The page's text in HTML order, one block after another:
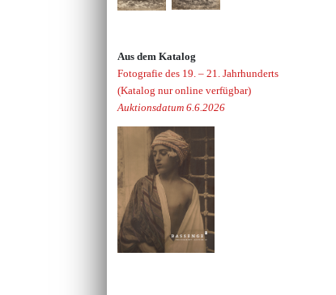
Aus dem Katalog
Fotografie des 19. – 21. Jahrhunderts
(Katalog nur online verfügbar)
Auktionsdatum 6.6.2026